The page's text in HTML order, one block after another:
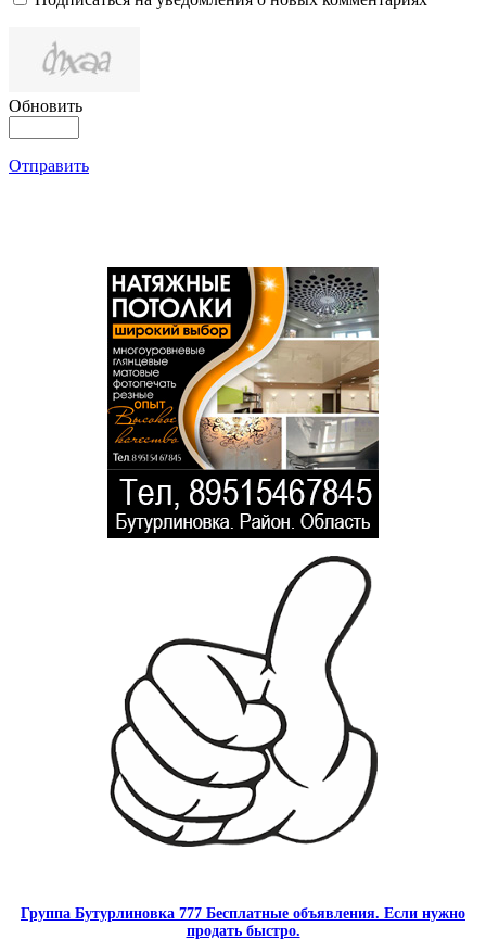
Обновить
Отправить
Группа Бутурлиновка 777 Бесплатные объявления. Если нужно
продать быстро.